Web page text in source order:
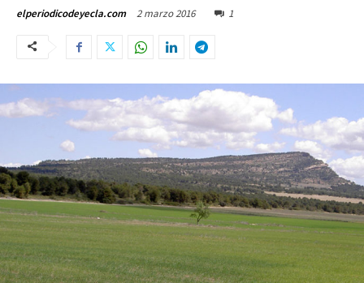
elperiodicodeyecla.com 2 marzo 2016 1